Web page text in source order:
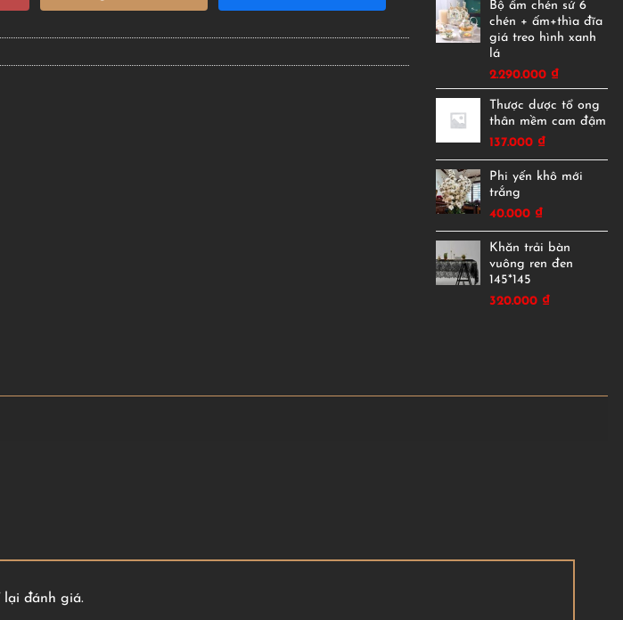
Bộ ấm chén sứ 6
chén + ấm+thìa đĩa
giá treo hình xanh
lá
2.290.000 ₫
Thược dược tổ ong
thân mềm cam đậm
137.000 ₫
Phi yến khô mới
trắng
40.000 ₫
Khăn trải bàn
vuông ren đen
145*145
320.000 ₫
lại đánh giá.